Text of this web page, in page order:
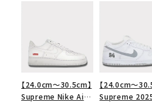
【24.0cm～30.5cm】
Supreme Nike Air
【24.0cm～
Supreme